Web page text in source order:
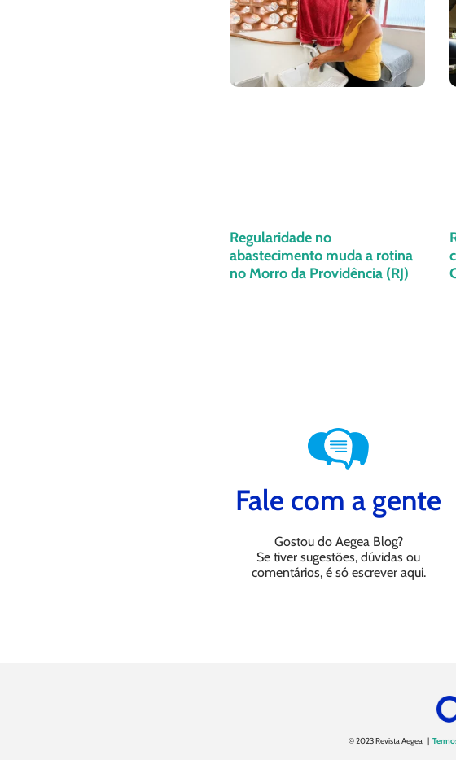
Regularidade no
abastecimento muda a rotina
no Morro da Providência (RJ)
Fale com a gente
Gostou do Aegea Blog?
Se tiver sugestões, dúvidas ou
comentários, é só escrever aqui.
© 2023 Revista Aegea |